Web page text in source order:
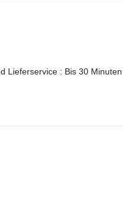
Lieferservice : Bis 30 Minuten